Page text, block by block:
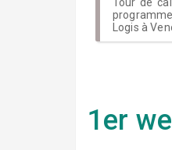
Logis à
1er